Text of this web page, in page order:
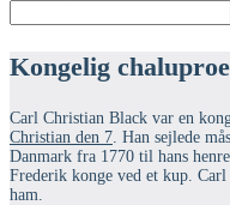
Kongelig
Carl Christian Black var en
Christian den 7 . Han sejlede
Danmark fra 1770 til hans
Frederik konge ved et kup.
ham.